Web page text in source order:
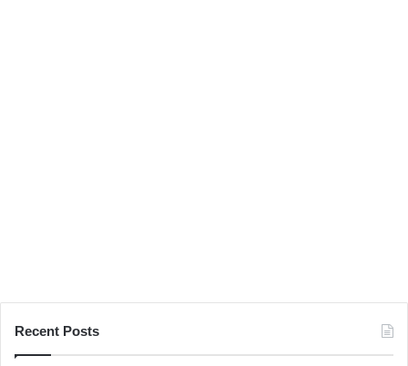
Recent Posts